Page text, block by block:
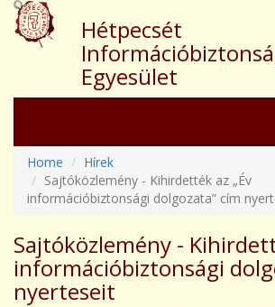
Hétpecsét
Egyesület
Home
Hírek
Sajtóközlemény - Kihirdették az „Év
információbiztonsági dolgozata” cím
Sajtóközlemény -
információbiztonsági
nyerteseit